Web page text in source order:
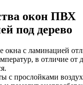
окон ПВХ
под дерево
окна с ламинацией
в отличие от
с прослойками